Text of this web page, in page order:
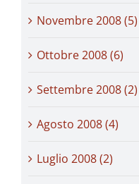
Novembre 2008 (5)
Ottobre 2008 (6)
Settembre 2008 (2)
Agosto 2008 (4)
Luglio 2008 (2)